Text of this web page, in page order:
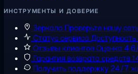
ИНСТРУМЕНТЫ И ДОВЕРИЕ
Зеркало Проверьте нашу
Статус сервиса
Отзывы клиентовОценка
Гарантия возврата средств
Получить поддержку 24/7,